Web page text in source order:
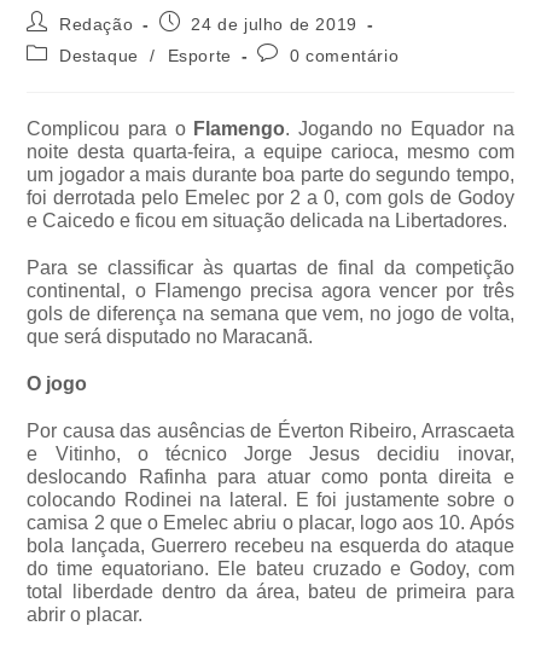
Redação
24 de julho de 2019
Destaque
/ Esporte 0 comentário
Complicou para o Flamengo. Jogando no Equador na
noite desta quarta-feira, a equipe carioca, mesmo com
um jogador a mais durante boa parte do segundo tempo,
foi derrotada pelo Emelec por 2 a 0, com gols de Godoy
e Caicedo e ficou em situação delicada na Libertadores.
Para se classificar às quartas de final da competição
continental, o Flamengo precisa agora vencer por três
gols de diferença na semana que vem, no jogo de volta,
que será disputado no Maracanã.
O jogo
Por causa das ausências de Éverton Ribeiro, Arrascaeta
e Vitinho, o técnico Jorge Jesus decidiu inovar,
deslocando Rafinha para atuar como ponta direita e
colocando Rodinei na lateral. E foi justamente sobre o
camisa 2 que o Emelec abriu o placar, logo aos 10. Após
bola lançada, Guerrero recebeu na esquerda do ataque
do time equatoriano. Ele bateu cruzado e Godoy, com
total liberdade dentro da área, bateu de primeira para
abrir o placar.